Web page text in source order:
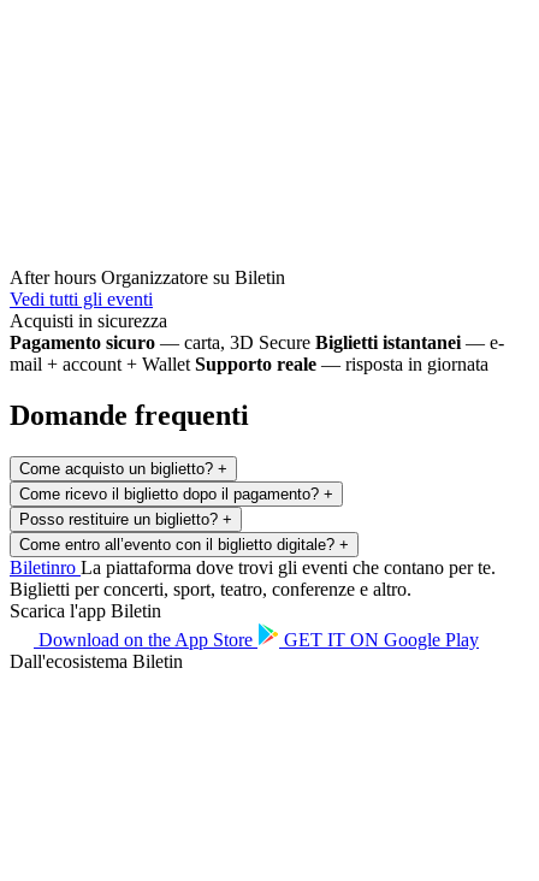
After hours Organizzatore su Biletin
Vedi tutti gli eventi
Acquisti in sicurezza
Pagamento sicuro — carta, 3D Secure Biglietti istantanei — e-
mail + account + Wallet Supporto reale — risposta in giornata
Domande frequenti
Come acquisto un biglietto? +
Come ricevo il biglietto dopo il pagamento? +
Posso restituire un biglietto? +
Come entro all’evento con il biglietto digitale? +
Biletinro La piattaforma dove trovi gli eventi che contano per te.
Biglietti per concerti, sport, teatro, conferenze e altro.
Scarica l'app Biletin
Download on the App Store GET IT ON Google Play
Dall'ecosistema Biletin